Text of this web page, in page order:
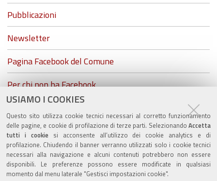
USIAMO I COOKIES
Questo sito utilizza cookie tecnici necessari al corretto funzionamento
delle pagine, e cookie di profilazione di terze parti. Selezionando Accetta
tutti i cookiesi acconsente all’utilizzo dei cookie analytics e di
profilazione. Chiudendo il banner verranno utilizzati solo i cookie tecnici
necessari alla navigazione e alcuni contenuti potrebbero non essere
disponibili. Le preferenze possono essere modificate in qualsiasi
momento dal menu laterale "Gestisci impostazioni cookie".
Pubblicazioni
Newsletter
Pagina Facebook del Comune
Per chi non ha Facebook...
ZolaGram - il canale Telegram del Comune di Zola
Predosa
Valuta questo sito